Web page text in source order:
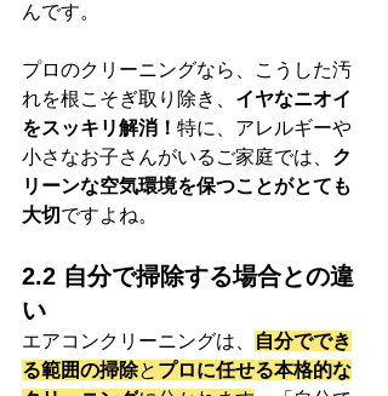
んです。
プロのクリーニングなら、こうした汚
れを根こそぎ取り除き、 イヤなニオイ
をスッキリ解消！ 特に、アレルギーや
小さなお子さんがいるご家庭では、 ク
リーンな空気環境を保つことがとても
大切ですよね。
2.2 自分で掃除する場合との違
い
エアコンクリーニングは、
自分ででき
る範囲の掃除と プロに任せる本格的な